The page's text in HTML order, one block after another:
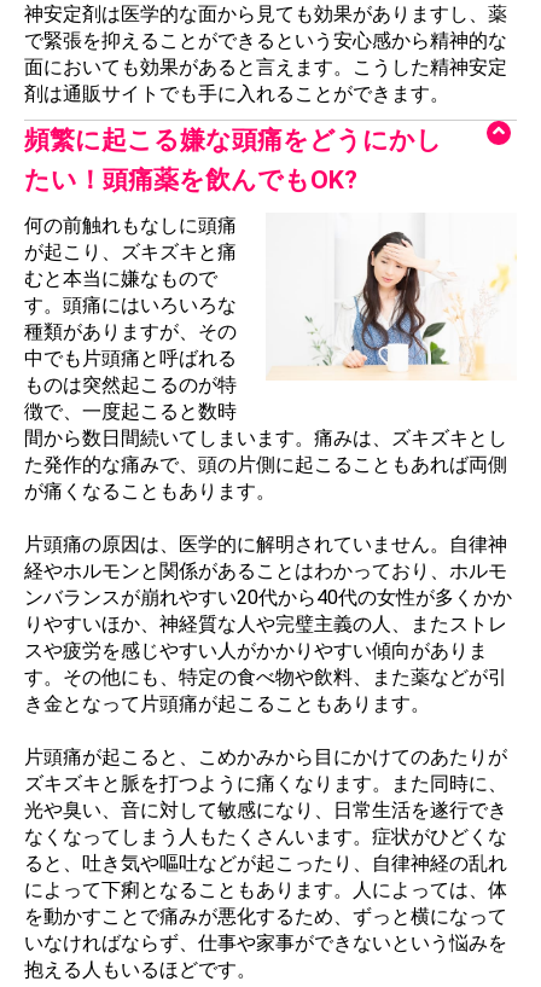
神安定剤は医学的な面から見ても効果がありますし、薬
で緊張を抑えることができるという安心感から精神的な
面においても効果があると言えます。こうした精神安定
剤は通販サイトでも手に入れることができます。
頻繁に起こる嫌な頭痛をどうにかし
たい！頭痛薬を飲んでもOK?
何の前触れもなしに頭痛
が起こり、ズキズキと痛
むと本当に嫌なもので
す。頭痛にはいろいろな
種類がありますが、その
中でも片頭痛と呼ばれる
ものは突然起こるのが特
徴で、一度起こると数時
間から数日間続いてしまいます。痛みは、ズキズキとし
た発作的な痛みで、頭の片側に起こることもあれば両側
が痛くなることもあります。
片頭痛の原因は、医学的に解明されていません。自律神
経やホルモンと関係があることはわかっており、ホルモ
ンバランスが崩れやすい20代から40代の女性が多くかか
りやすいほか、神経質な人や完璧主義の人、またストレ
スや疲労を感じやすい人がかかりやすい傾向がありま
す。その他にも、特定の食べ物や飲料、また薬などが引
き金となって片頭痛が起こることもあります。
片頭痛が起こると、こめかみから目にかけてのあたりが
ズキズキと脈を打つように痛くなります。また同時に、
光や臭い、音に対して敏感になり、日常生活を遂行でき
なくなってしまう人もたくさんいます。症状がひどくな
ると、吐き気や嘔吐などが起こったり、自律神経の乱れ
によって下痢となることもあります。人によっては、体
を動かすことで痛みが悪化するため、ずっと横になって
いなければならず、仕事や家事ができないという悩みを
抱える人もいるほどです。